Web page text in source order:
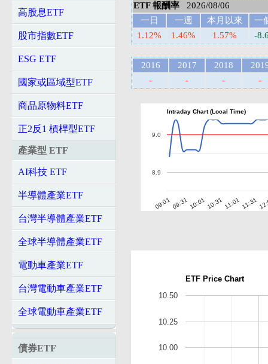
高股息ETF
股市指數ETF
ESG ETF
國家或區域型ETF
商品原物料ETF
正2反1 槓桿型ETF
產業型 ETF
AI科技 ETF
半導體產業ETF
台灣半導體產業ETF
全球半導體產業ETF
電動車產業ETF
台灣電動車產業ETF
全球電動車產業ETF
債券ETF
ETF 報酬率 2026/08/06
一日
一週 本月以來
一
1.12%
1.46% 1.57% -
2016 2017 2018
-
- - -
Intraday Chart (Local Time)
09:0109:3110:0110:3111:0111:31
8.9
9.0
ETF Price Chart
10.00
10.25
10.50